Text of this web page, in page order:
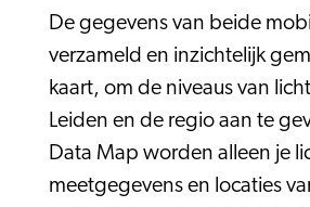
De gegevens van beide
verzameld en inzichtelijk
kaart, om de niveaus van
Leiden en de regio aan te
Data Map worden alleen je
meetgegevens en locaties